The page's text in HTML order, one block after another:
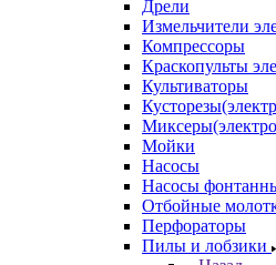
Дрели
Измельчители
Компрессоры
Краскопульты
Культиваторы
Мойки
Насосы
Насосы
Отбойные
Перфораторы
Пилы и лобзики